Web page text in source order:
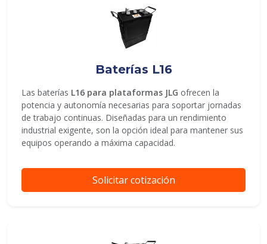
ENVIAR
Baterías L16
Las baterías L16 para plataformas JLG ofrecen la
potencia y autonomía necesarias para soportar jornadas
de trabajo continuas. Diseñadas para un rendimiento
industrial exigente, son la opción ideal para mantener sus
equipos operando a máxima capacidad.
Solicitar cotización